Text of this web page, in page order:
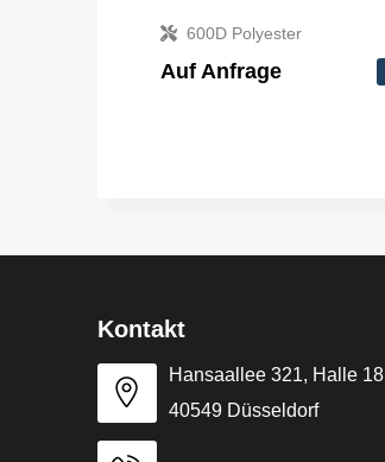
600D Polyester
Auf Anfrage
Kontakt
Hansaallee 321, Halle 18
40549 Düsseldorf